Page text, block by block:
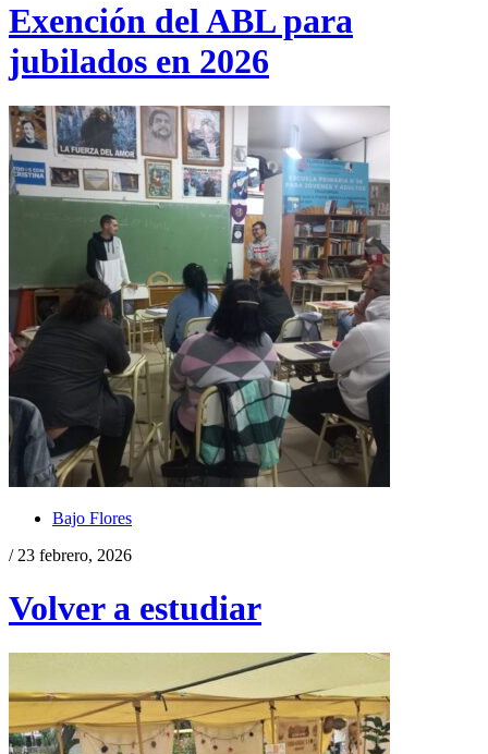
Exención del ABL para
jubilados en 2026
Bajo Flores
/ 23 febrero, 2026
Volver a estudiar